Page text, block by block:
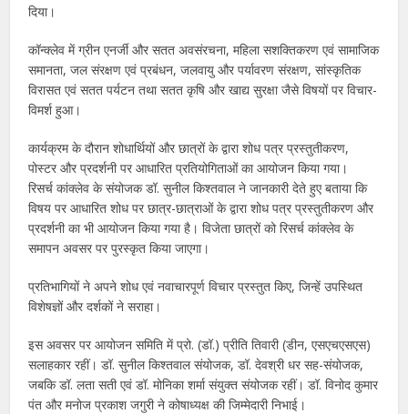
दिया।
कॉन्क्लेव में ग्रीन एनर्जी और सतत अवसंरचना, महिला सशक्तिकरण एवं सामाजिक
समानता, जल संरक्षण एवं प्रबंधन, जलवायु और पर्यावरण संरक्षण, सांस्कृतिक
विरासत एवं सतत पर्यटन तथा सतत कृषि और खाद्य सुरक्षा जैसे विषयों पर विचार-
विमर्श हुआ।
कार्यक्रम के दौरान शोधार्थियों और छात्रों के द्वारा शोध पत्र प्रस्तुतीकरण,
पोस्टर और प्रदर्शनी पर आधारित प्रतियोगिताओं का आयोजन किया गया।
रिसर्च कांक्लेव के संयोजक डॉ. सुनील किश्तवाल ने जानकारी देते हुए बताया कि
विषय पर आधारित शोध पर छात्र-छात्राओं के द्वारा शोध पत्र प्रस्तुतीकरण और
प्रदर्शनी का भी आयोजन किया गया है। विजेता छात्रों को रिसर्च कांक्लेव के
समापन अवसर पर पुरस्कृत किया जाएगा।
प्रतिभागियों ने अपने शोध एवं नवाचारपूर्ण विचार प्रस्तुत किए, जिन्हें उपस्थित
विशेषज्ञों और दर्शकों ने सराहा।
इस अवसर पर आयोजन समिति में प्रो. (डॉ.) प्रीति तिवारी (डीन, एसएचएसएस)
सलाहकार रहीं। डॉ. सुनील किश्तवाल संयोजक, डॉ. देवश्री धर सह-संयोजक,
जबकि डॉ. लता सती एवं डॉ. मोनिका शर्मा संयुक्त संयोजक रहीं। डॉ. विनोद कुमार
पंत और मनोज प्रकाश जगुरी ने कोषाध्यक्ष की जिम्मेदारी निभाई।